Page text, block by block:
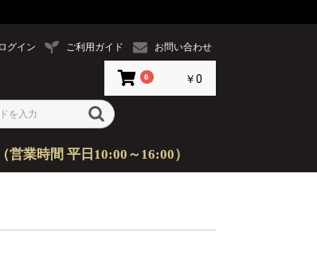
ログイン ご利用ガイド お問い合わせ
0 ￥0
（営業時間 平日10:00～16:00）